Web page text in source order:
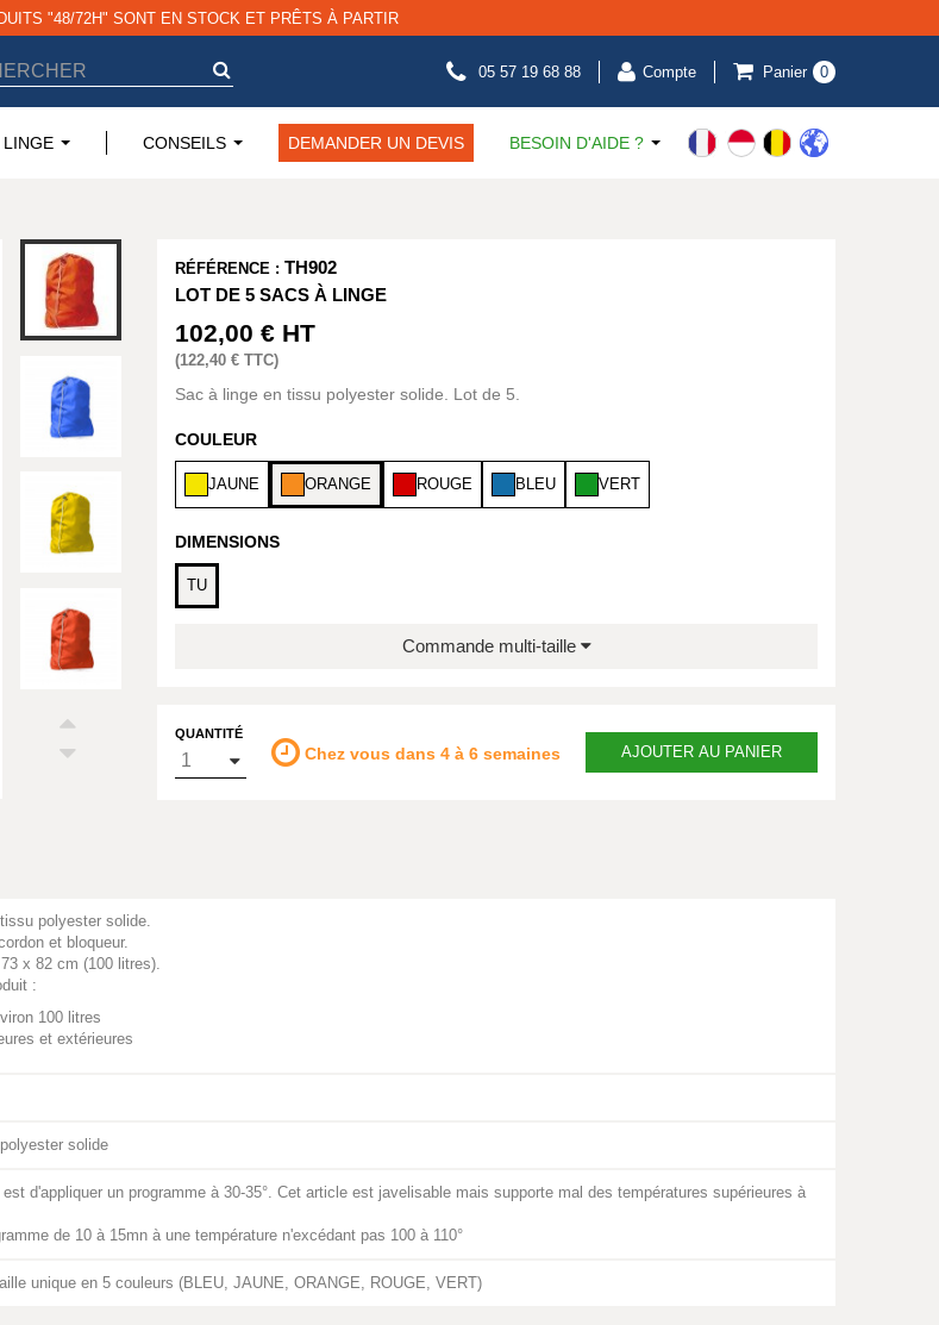
"48/72H" SONT EN STOCK ET PRÊTS À PARTIR
05 57 19 68 88 Compte Panier 0
LINGE CONSEILS DEMANDER UN DEVIS BESOIN D'AIDE ?
RÉFÉRENCE : TH902
LOT DE 5 SACS À LINGE
102,00 € HT
(122,40 € TTC)
Sac à linge en tissu polyester solide. Lot de 5.
COULEUR
JAUNE ORANGE ROUGE BLEU VERT
DIMENSIONS
TU
Commande multi-taille
QUANTITÉ
Chez vous dans 4 à 6 semaines AJOUTER AU PANIER
polyester solide.
et bloqueur.
x 82 cm (100 litres).
:
100 litres
et extérieures
solide
est d'appliquer un programme à 30-35°. Cet article est javelisable mais supporte mal des températures supérieures à
de 10 à 15mn à une température n'excédant pas 100 à 110°
unique en 5 couleurs (BLEU, JAUNE, ORANGE, ROUGE, VERT)